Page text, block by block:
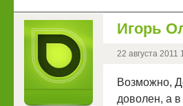
Игорь
22 августа 2011
Возможно,
доволен, а